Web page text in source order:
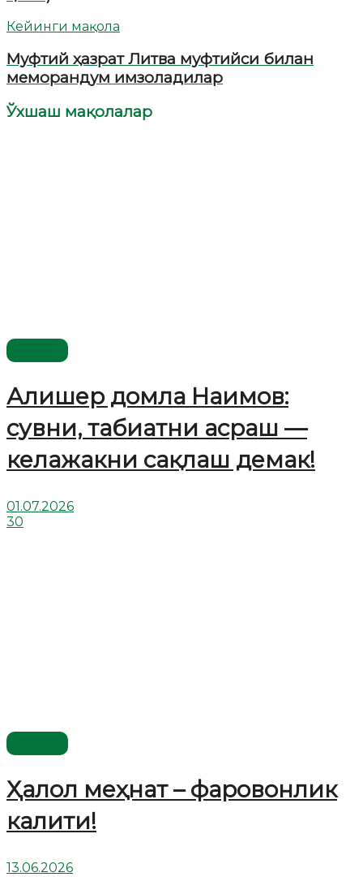
Кейинги мақола
Муфтий ҳазрат Литва муфтийси билан
меморандум имзоладилар
Ўхшаш мақолалар
Алишер домла Наимов:
сувни, табиатни асраш —
келажакни сақлаш демак!
01.07.2026
30
Ҳалол меҳнат – фаровонлик
калити!
13.06.2026